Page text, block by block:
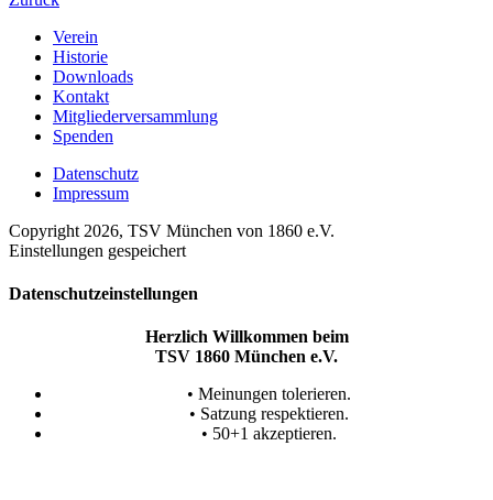
Verein
Historie
Downloads
Kontakt
Mitgliederversammlung
Spenden
Datenschutz
Impressum
Copyright 2026, TSV München von 1860 e.V.
Einstellungen gespeichert
Datenschutzeinstellungen
Herzlich Willkommen beim
TSV 1860 München e.V.
• Meinungen tolerieren.
• Satzung respektieren.
• 50+1 akzeptieren.